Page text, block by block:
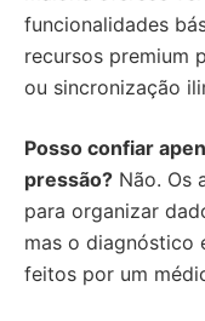
funcionalidades
recursos premium
ou sincronização
Posso confiar
pressão? Não. Os
para organizar
mas o diagnóstico
feitos por um